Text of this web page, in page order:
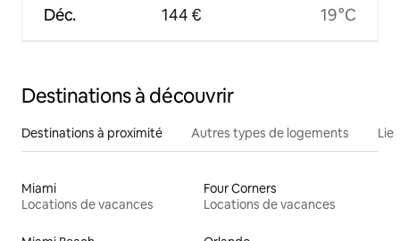
Déc. 144 € 19 °C
Destinations à découvrir
Destinations à proximité Autres types de logements
Miami
Locations de vacances
Four Corners
Locations de vacances